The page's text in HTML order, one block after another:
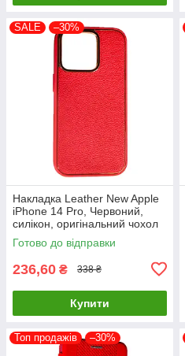
SALE –30%
Накладка Leather New Apple
iPhone 14 Pro, Червоний,
силікон, оригінальний чохол
Готово до відправки
236,60 ₴ 338 ₴
Купити
Топ продажів –30%